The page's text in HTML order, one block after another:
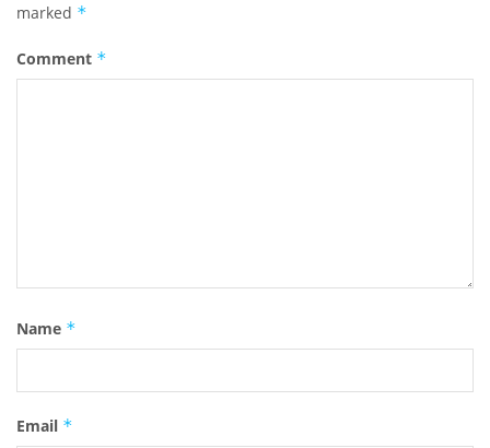
marked *
Comment *
Name *
Email *